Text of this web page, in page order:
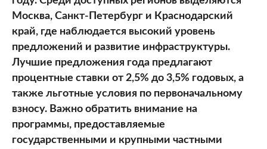
Москва, Санкт-Петербург и Краснодарский
край, где наблюдается высокий уровень
предложений и развитие инфраструктуры.
Лучшие предложения года предлагают
процентные ставки от 2,5% до 3,5% годовых, а
также льготные условия по первоначальному
взносу. Важно обратить внимание на
программы, предоставляемые
государственными и крупными частными